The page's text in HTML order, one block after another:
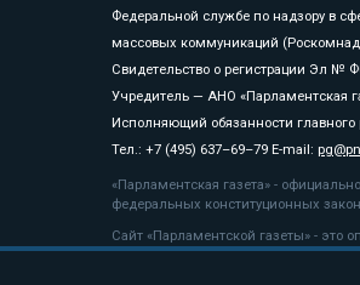
Федеральной службе по надзору в
массовых коммуникаций
Свидетельство о регистрации Эл №
Учредитель — АНО «Парламентская
Исполняющий обязанности
Тел.: +7 (495) 637–69–79 E-mail:
«Парламентская газета» -
федеральных конституционных
Сайт «Парламентской газеты» - это
«Парламентской газеты» активная